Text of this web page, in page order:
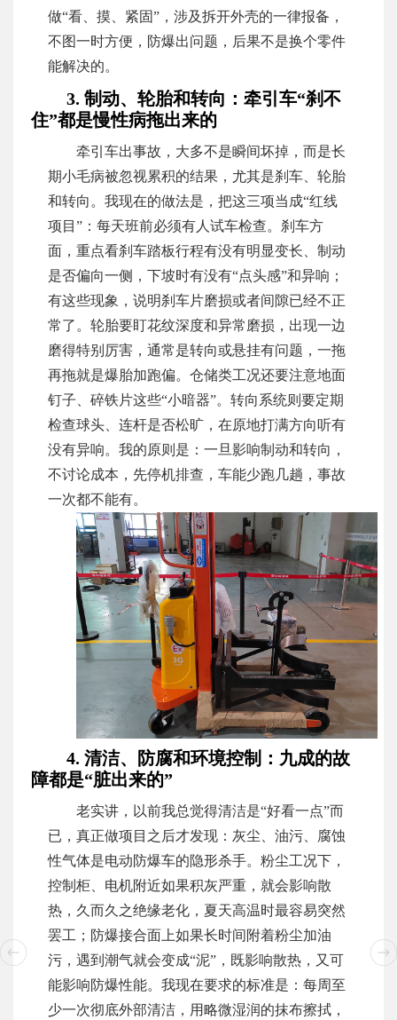
做“看、摸、紧固”，涉及拆开外壳的一律报备，
不图一时方便，防爆出问题，后果不是换个零件
能解决的。
3. 制动、轮胎和转向：牵引车“刹不
住”都是慢性病拖出来的
牵引车出事故，大多不是瞬间坏掉，而是长
期小毛病被忽视累积的结果，尤其是刹车、轮胎
和转向。我现在的做法是，把这三项当成“红线
项目”：每天班前必须有人试车检查。刹车方
面，重点看刹车踏板行程有没有明显变长、制动
是否偏向一侧，下坡时有没有“点头感”和异响；
有这些现象，说明刹车片磨损或者间隙已经不正
常了。轮胎要盯花纹深度和异常磨损，出现一边
磨得特别厉害，通常是转向或悬挂有问题，一拖
再拖就是爆胎加跑偏。仓储类工况还要注意地面
钉子、碎铁片这些“小暗器”。转向系统则要定期
检查球头、连杆是否松旷，在原地打满方向听有
没有异响。我的原则是：一旦影响制动和转向，
不讨论成本，先停机排查，车能少跑几趟，事故
一次都不能有。
4. 清洁、防腐和环境控制：九成的故
障都是“脏出来的”
老实讲，以前我总觉得清洁是“好看一点”而
已，真正做项目之后才发现：灰尘、油污、腐蚀
性气体是电动防爆车的隐形杀手。粉尘工况下，
控制柜、电机附近如果积灰严重，就会影响散
热，久而久之绝缘老化，夏天高温时最容易突然
罢工；防爆接合面上如果长时间附着粉尘加油
污，遇到潮气就会变成“泥”，既影响散热，又可
能影响防爆性能。我现在要求的标准是：每周至
少一次彻底外部清洁，用略微湿润的抹布擦拭，